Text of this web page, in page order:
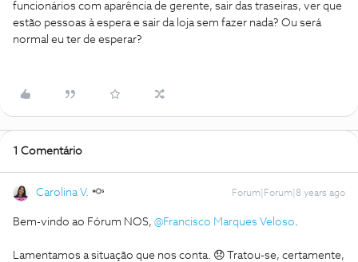
funcionários com aparência de gerente, sair das traseiras, ver que
estão pessoas à espera e sair da loja sem fazer nada? Ou será
normal eu ter de esperar?
1 Comentário
Carolina V. Forum|Forum|8 years ago
Bem-vindo ao Fórum NOS, @Francisco Marques Veloso.
Lamentamos a situação que nos conta. 😞 Tratou-se, certamente,